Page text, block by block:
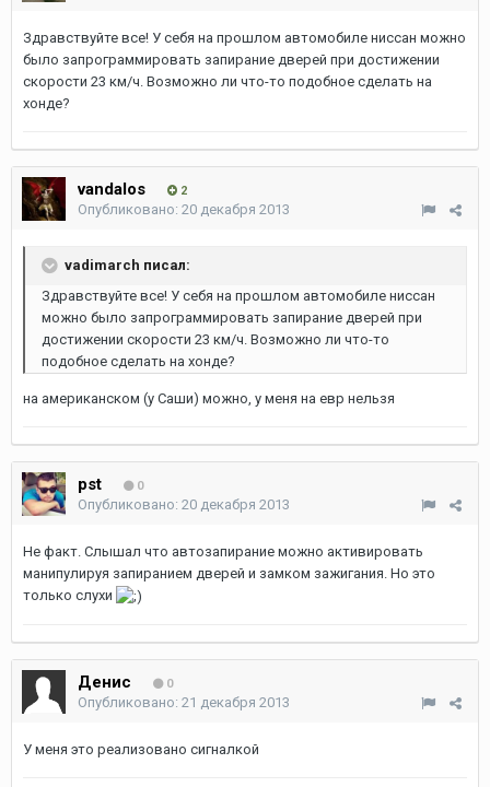
Здравствуйте все! У себя на прошлом автомобиле ниссан можно
было запрограммировать запирание дверей при достижении
скорости 23 км/ч. Возможно ли что-то подобное сделать на
хонде?
vandalos 2
Опубликовано: 20 декабря 2013
vadimarch писал:
Здравствуйте все! У себя на прошлом автомобиле ниссан
можно было запрограммировать запирание дверей при
достижении скорости 23 км/ч. Возможно ли что-то
подобное сделать на хонде?
на американском (у Саши) можно, у меня на евр нельзя
pst 0
Опубликовано: 20 декабря 2013
Не факт. Слышал что автозапирание можно активировать
манипулируя запиранием дверей и замком зажигания. Но это
только слухи
Денис 0
Опубликовано: 21 декабря 2013
У меня это реализовано сигналкой